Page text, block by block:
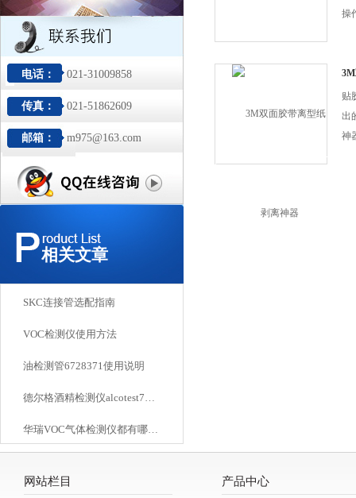
电话： 021-31009858
传真： 021-51862609
邮箱： m975@163.com
相关文章
SKC连接管选配指南
VOC检测仪使用方法
油检测管6728371使用说明
德尔格酒精检测仪alcotest7000技术参数
华瑞VOC气体检测仪都有哪些优势
操
用
您
的
效
贴
出
神
网站栏目 产品中心